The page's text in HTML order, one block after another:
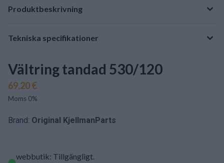
Produktbeskrivning
Tekniska specifikationer
Vältring tandad 530/120
69,20 €
Moms 0%
Brand: Original KjellmanParts
webbutik: Tillgängligt.